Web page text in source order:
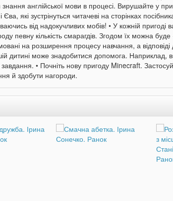
англійської мови в процесі. Вирушайте у
які зустрінуться читачеві на сторінках
від надокучливих мобів! • У кожній
певну кількість смарагдів. Згодом їх можна
на розширення процесу навчання, а
дитині може знадобитися допомога.
• Почніть нову пригоду Minecraft.
й здобути нагороди.